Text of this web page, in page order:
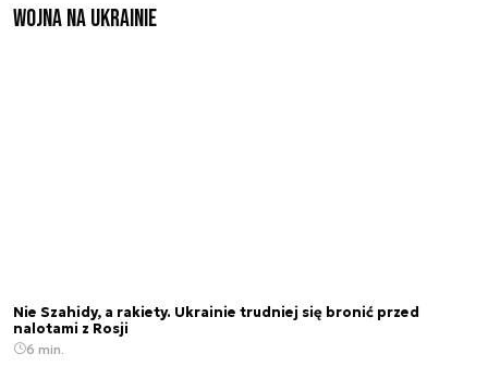
Wojna na Ukrainie
Nie Szahidy, a rakiety. Ukrainie trudniej się bronić przed
nalotami z Rosji
6 min.